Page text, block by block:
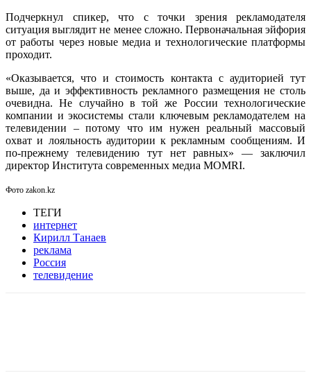
Подчеркнул спикер, что с точки зрения рекламодателя
ситуация выглядит не менее сложно. Первоначальная эйфория
от работы через новые медиа и технологические платформы
проходит.
«Оказывается, что и стоимость контакта с аудиторией тут
выше, да и эффективность рекламного размещения не столь
очевидна. Не случайно в той же России технологические
компании и экосистемы стали ключевым рекламодателем на
телевидении – потому что им нужен реальный массовый
охват и лояльность аудитории к рекламным сообщениям. И
по-прежнему телевидению тут нет равных» — заключил
директор Института современных медиа MOMRI.
Фото zakon.kz
ТЕГИ
интернет
Кирилл Танаев
реклама
Россия
телевидение